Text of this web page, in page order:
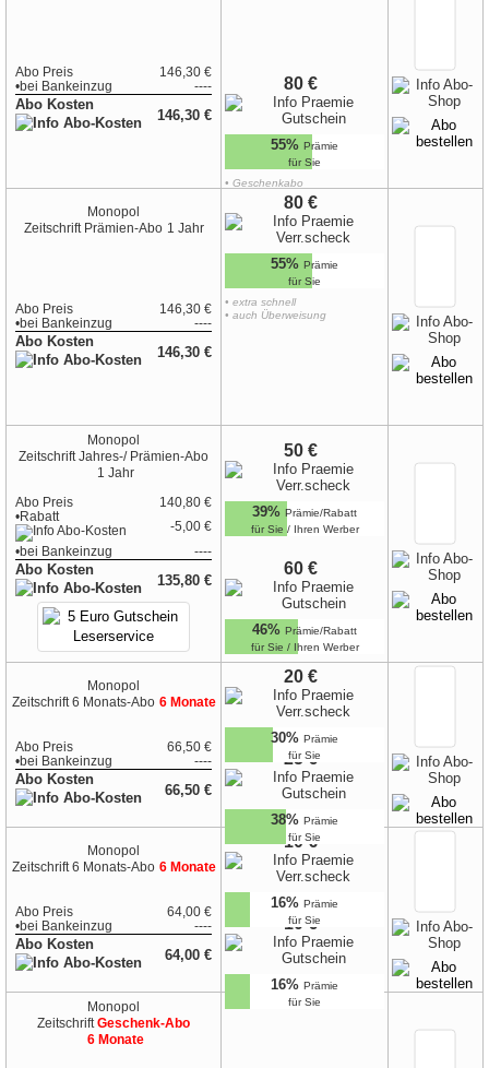
Abo Preis
146,30 €
•bei Bankeinzug ----
Abo Kosten
146,30 €
80 €
55% Prämie
für Sie
• Geschenkabo
zur Geschenk-Karte
Monopol
Zeitschrift Prämien-Abo 1 Jahr
Abo Preis
146,30 €
•bei Bankeinzug ----
Abo Kosten
146,30 €
80 €
55% Prämie
für Sie
• extra schnell
• auch Überweisung
Monopol
Zeitschrift Jahres-/ Prämien-Abo
1 Jahr
Abo Preis
140,80 €
•Rabatt
-5,00 €
•bei Bankeinzug ----
Abo Kosten
135,80 €
50 €
39% Prämie/Rabatt
für Sie / Ihren Werber
60 €
46% Prämie/Rabatt
für Sie / Ihren Werber
Monopol
Zeitschrift 6 Monats-Abo 6 Monate
Abo Preis
66,50 €
•bei Bankeinzug ----
Abo Kosten
66,50 €
20 €
30% Prämie
für Sie
25 €
38% Prämie
für Sie
Monopol
Zeitschrift 6 Monats-Abo 6 Monate
Abo Preis
64,00 €
•bei Bankeinzug ----
Abo Kosten
64,00 €
10 €
16% Prämie
für Sie
10 €
16% Prämie
für Sie
Monopol
Zeitschrift Geschenk-Abo
6 Monate